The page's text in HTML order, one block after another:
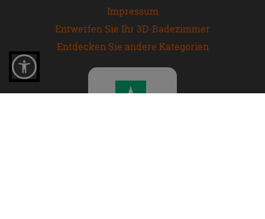
Impressum
Entwerfen Sie Ihr 3D-Badezimmer
Entdecken Sie andere Kategorien